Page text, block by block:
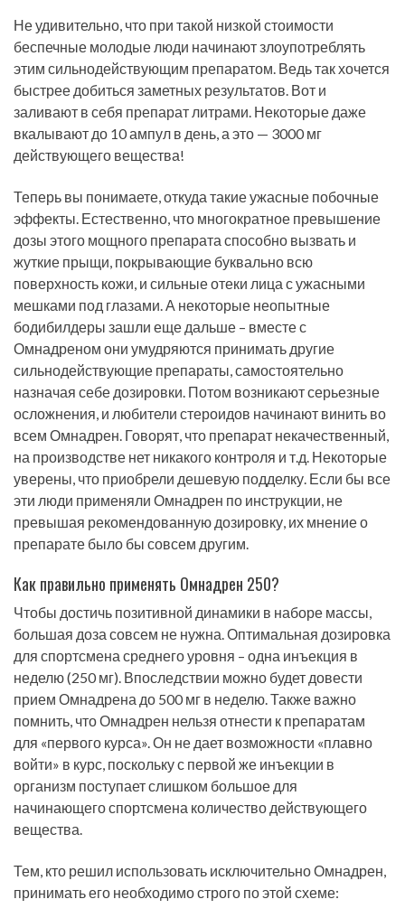
Не удивительно, что при такой низкой стоимости
беспечные молодые люди начинают злоупотреблять
этим сильнодействующим препаратом. Ведь так хочется
быстрее добиться заметных результатов. Вот и
заливают в себя препарат литрами. Некоторые даже
вкалывают до 10 ампул в день, а это — 3000 мг
действующего вещества!
Теперь вы понимаете, откуда такие ужасные побочные
эффекты. Естественно, что многократное превышение
дозы этого мощного препарата способно вызвать и
жуткие прыщи, покрывающие буквально всю
поверхность кожи, и сильные отеки лица с ужасными
мешками под глазами. А некоторые неопытные
бодибилдеры зашли еще дальше – вместе с
Омнадреном они умудряются принимать другие
сильнодействующие препараты, самостоятельно
назначая себе дозировки. Потом возникают серьезные
осложнения, и любители стероидов начинают винить во
всем Омнадрен. Говорят, что препарат некачественный,
на производстве нет никакого контроля и т.д. Некоторые
уверены, что приобрели дешевую подделку. Если бы все
эти люди применяли Омнадрен по инструкции, не
превышая рекомендованную дозировку, их мнение о
препарате было бы совсем другим.
Как правильно применять Омнадрен 250?
Чтобы достичь позитивной динамики в наборе массы,
большая доза совсем не нужна. Оптимальная дозировка
для спортсмена среднего уровня – одна инъекция в
неделю (250 мг). Впоследствии можно будет довести
прием Омнадрена до 500 мг в неделю. Также важно
помнить, что Омнадрен нельзя отнести к препаратам
для «первого курса». Он не дает возможности «плавно
войти» в курс, поскольку с первой же инъекции в
организм поступает слишком большое для
начинающего спортсмена количество действующего
вещества.
Тем, кто решил использовать исключительно Омнадрен,
принимать его необходимо строго по этой схеме: